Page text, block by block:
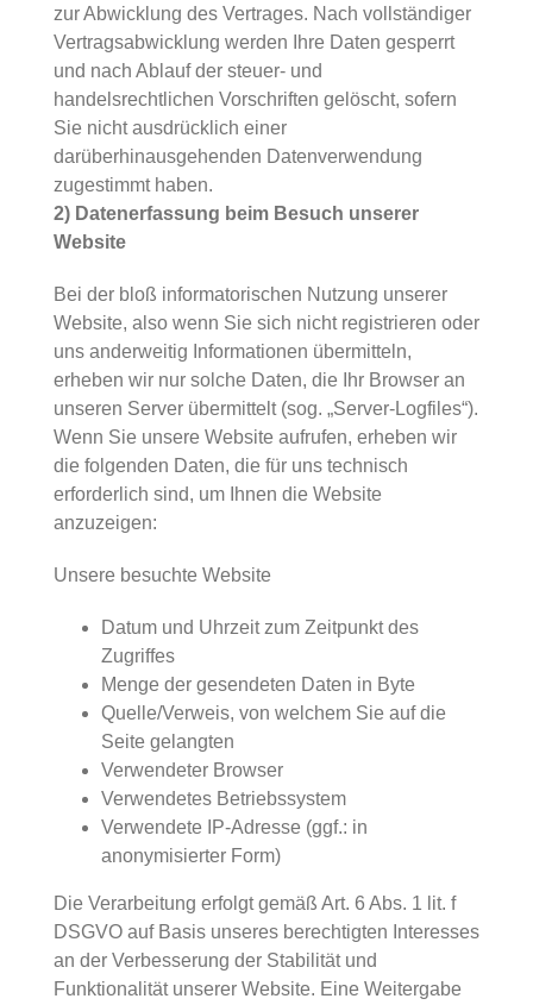
zur Abwicklung des Vertrages. Nach vollständiger
Vertragsabwicklung werden Ihre Daten gesperrt
und nach Ablauf der steuer- und
handelsrechtlichen Vorschriften gelöscht, sofern
Sie nicht ausdrücklich einer
darüberhinausgehenden Datenverwendung
zugestimmt haben.
2) Datenerfassung beim Besuch unserer
Website
Bei der bloß informatorischen Nutzung unserer
Website, also wenn Sie sich nicht registrieren oder
uns anderweitig Informationen übermitteln,
erheben wir nur solche Daten, die Ihr Browser an
unseren Server übermittelt (sog. „Server-Logfiles“).
Wenn Sie unsere Website aufrufen, erheben wir
die folgenden Daten, die für uns technisch
erforderlich sind, um Ihnen die Website
anzuzeigen:
Unsere besuchte Website
Datum und Uhrzeit zum Zeitpunkt des
Zugriffes
Menge der gesendeten Daten in Byte
Quelle/Verweis, von welchem Sie auf die
Seite gelangten
Verwendeter Browser
Verwendetes Betriebssystem
Verwendete IP-Adresse (ggf.: in
anonymisierter Form)
Die Verarbeitung erfolgt gemäß Art. 6 Abs. 1 lit. f
DSGVO auf Basis unseres berechtigten Interesses
an der Verbesserung der Stabilität und
Funktionalität unserer Website. Eine Weitergabe